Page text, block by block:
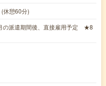
休憩60分)
の派遣期間後、直接雇用予定 ★8